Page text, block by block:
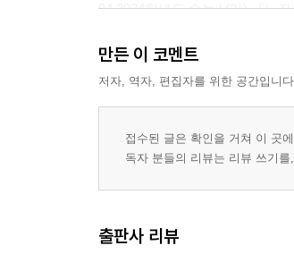
04 2024학년도 수능 l (가) 『노
06 2024학년도 6월 평가원 l (가)
07 2023학년도 수능 l (가) 유서
02 2025학년도 9월 평가원 l 재
만든 이 코멘트
저자, 역자, 편집자를 위한 공간입니
접수된 글은 확인을 거쳐 이 곳
독자 분들의 리뷰는 리뷰 쓰기
출판사 리뷰